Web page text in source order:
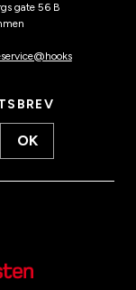
gate 56 B
OK